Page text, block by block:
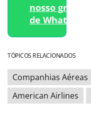
nosso grupo
de WhatsApp.
TÓPICOS RELACIONADOS
Companhias Aéreas
American Airlines